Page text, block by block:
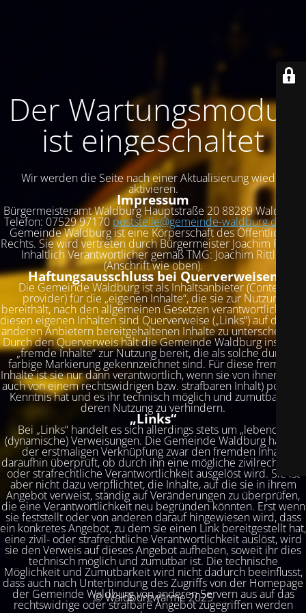
Der Wartungsmodus
ist eingeschaltet
Wir werden die Seite nach einer Aktualisierung wieder
aktivieren.
Impressum
Bürgermeisteramt Waldburg Hauptstraße 20 88289 Waldburg
Telefon: 07529 97170poststelle@gemeinde-waldburg.de
Gemeinde Waldburg ist eine Körperschaft des Öffentlichen
Rechts. Sie wird vertreten durch Bürgermeister Joachim Rittler.
Inhaltlich Verantwortlicher gemäß TMG: Joachim Rittler
(Anschrift wie oben).
Haftungsausschluss bei Querverweisen
Die Gemeinde Waldburg ist als Inhaltsanbieter (Content
provider) für die „eigenen Inhalte“, die sie zur Nutzung
bereithält, nach den allgemeinen Gesetzen verantwortlich. Von
diesen eigenen Inhalten sind Querverweise („Links“) auf die von
anderen Anbietern bereitgehaltenen Inhalte zu unterscheiden.
Durch den Querverweis hält die Gemeinde Waldburg insofern
„fremde Inhalte“ zur Nutzung bereit, die als solche durch
farbige Markierung gekennzeichnet sind. Für diese fremden
Inhalte ist sie nur dann verantwortlich, wenn sie von ihnen (d. h.
auch von einem rechtswidrigen bzw. strafbaren Inhalt) positive
Kenntnis hat und es ihr technisch möglich und zumutbar ist,
deren Nutzung zu verhindern.
„Links“
Bei „Links“ handelt es sich allerdings stets um „lebende“
(dynamische) Verweisungen. Die Gemeinde Waldburg hat bei
der erstmaligen Verknüpfung zwar den fremden Inhalt
daraufhin überprüft, ob durch ihn eine mögliche zivilrechtliche
oder strafrechtliche Verantwortlichkeit ausgelöst wird. Sie ist
aber nicht dazu verpflichtet, die Inhalte, auf die sie in ihrem
Angebot verweist, ständig auf Veränderungen zu überprüfen,
die eine Verantwortlichkeit neu begründen könnten. Erst wenn
sie feststellt oder von anderen darauf hingewiesen wird, dass
ein konkretes Angebot, zu dem sie einen Link bereitgestellt hat,
eine zivil- oder strafrechtliche Verantwortlichkeit auslöst, wird
sie den Verweis auf dieses Angebot aufheben, soweit ihr dies
technisch möglich und zumutbar ist. Die technische
Möglichkeit und Zumutbarkeit wird nicht dadurch beeinflusst,
dass auch nach Unterbindung des Zugriffs von der Homepage
der Gemeinde Waldburg von anderen Servern aus auf das
rechtswidrige oder strafbare Angebot zugegriffen werden
© Waldburgwärme 2025